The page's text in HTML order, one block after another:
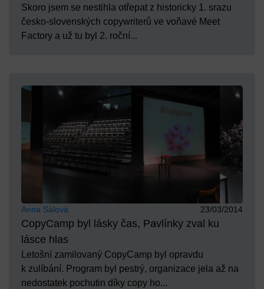
Skoro jsem se nestihla otřepat z historicky 1. srazu
česko-slovenských copywriterů ve voňavé Meet
Factory a už tu byl 2. roční...
Anna Sálová 23/03/2014
CopyCamp byl lásky čas, Pavlínky zval ku
lásce hlas
Letošní zamilovaný CopyCamp byl opravdu
k zulíbání. Program byl pestrý, organizace jela až na
nedostatek pochutin díky copy ho...